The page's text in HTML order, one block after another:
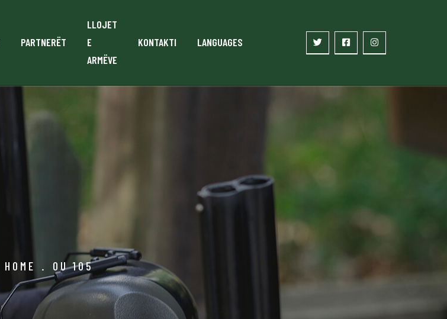
PARTNERËT
LLOJET
E
ARMËVE
KONTAKTI LANGUAGES
HOME . OU 105